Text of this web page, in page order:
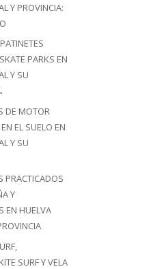
Y PROVINCIA:
PARKS EN
Y SU
DE MOTOR
EL SUELO EN
Y SU
PRACTICADOS
Y
EN HUELVA
SURF Y VELA